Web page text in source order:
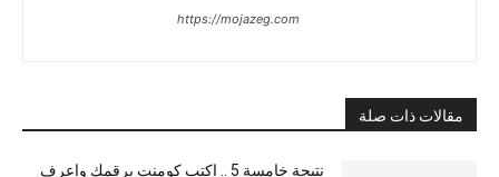
https://mojazeg.com
مقالات ذات صلة
نتيجة خامسة 5 .. اكتب كومنت برقمك واعرف